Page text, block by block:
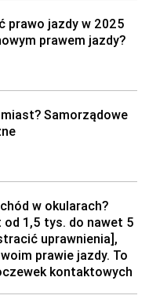
prawo jazdy w 2025
prawem jazdy?
Samorządowe
w okularach?
od 1,5 tys. do nawet 5
uprawnienia],
prawie jazdy. To
kontaktowych